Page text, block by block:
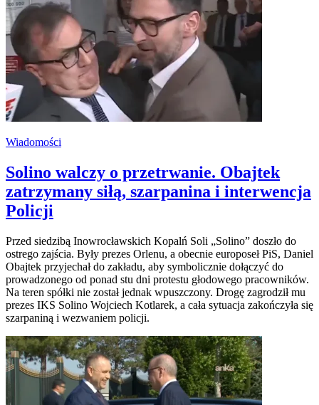
Wiadomości
Solino walczy o przetrwanie. Obajtek
zatrzymany siłą, szarpanina i interwencja
Policji
Przed siedzibą Inowrocławskich Kopalń Soli „Solino” doszło do
ostrego zajścia. Były prezes Orlenu, a obecnie europoseł PiS, Daniel
Obajtek przyjechał do zakładu, aby symbolicznie dołączyć do
prowadzonego od ponad stu dni protestu głodowego pracowników.
Na teren spółki nie został jednak wpuszczony. Drogę zagrodził mu
prezes IKS Solino Wojciech Kotlarek, a cała sytuacja zakończyła się
szarpaniną i wezwaniem policji.